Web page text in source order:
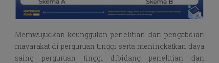
Memwujudkan keunggulan penelitian dan pengabdian
mayarakat di perguruan tinggi serta meningkatkan daya
saing perguruan tinggi dibidang penelitian dan